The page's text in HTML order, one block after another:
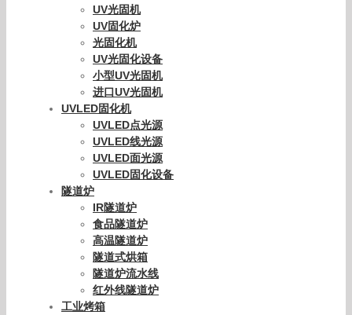
UV光固机
UV固化炉
光固化机
UV光固化设备
小型UV光固机
进口UV光固机
UVLED固化机
UVLED点光源
UVLED线光源
UVLED面光源
UVLED固化设备
隧道炉
IR隧道炉
食品隧道炉
高温隧道炉
隧道式烘箱
隧道炉流水线
红外线隧道炉
工业烤箱